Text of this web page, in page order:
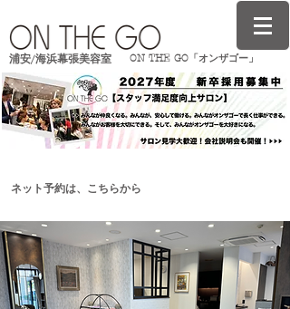
浦安/海浜幕張美容室 ON THE GO「オンザゴー」
​ネット予約は、こちらから